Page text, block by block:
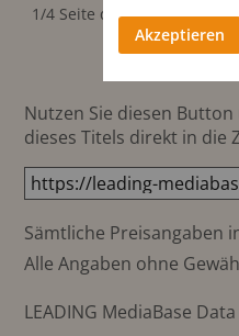
1/4 Seite quer
Nutzen Sie diesen
dieses Titels direkt in die
Sämtliche Preisangaben
Alle Angaben ohne
LEADING MediaBase Data
Akzeptieren